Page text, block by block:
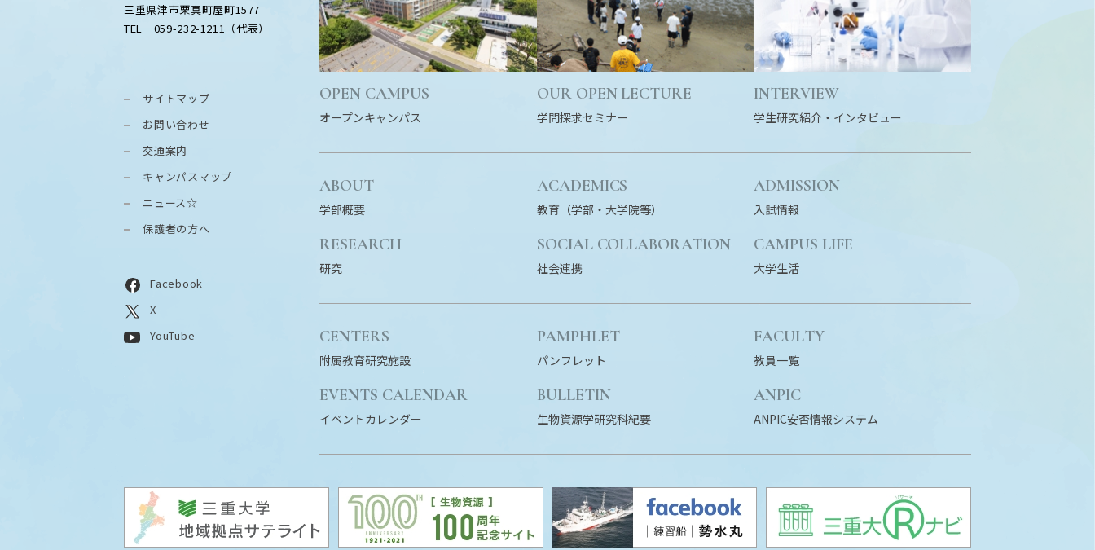
三重県津市栗真町屋町1577
TEL 059-232-1211（代表）
サイトマップ
お問い合わせ
交通案内
キャンパスマップ
ニュース☆
保護者の方へ
Facebook
X
YouTube
OPEN CAMPUS
オープンキャンパス
OUR OPEN LECTURE
学問探求セミナー
INTERVIEW
学生研究紹介・ インタビュー
ABOUT
学部概要
ACADEMICS
教育（学部・大学院等）
ADMISSION
入試情報
RESEARCH
研究
SOCIAL COLLABORATION
社会連携
CAMPUS LIFE
大学生活
CENTERS
附属教育研究施設
PAMPHLET
パンフレット
FACULTY
教員一覧
EVENTS CALENDAR
イベントカレンダー
BULLETIN
生物資源学研究科紀要
ANPIC
ANPIC安否情報システム